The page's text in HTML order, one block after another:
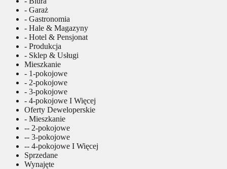
- Garaż
- Gastronomia
- Hale & Magazyny
- Hotel & Pensjonat
- Produkcja
- Sklep & Usługi
Mieszkanie
- 1-pokojowe
- 2-pokojowe
- 3-pokojowe
- 4-pokojowe I Więcej
Oferty Deweloperskie
- Mieszkanie
-- 2-pokojowe
-- 3-pokojowe
-- 4-pokojowe I Więcej
Sprzedane
Wynajęte